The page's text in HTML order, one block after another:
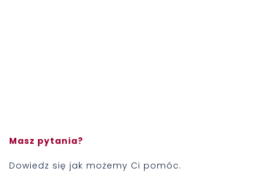
Masz pytania?
Dowiedz się jak możemy Ci pomóc.